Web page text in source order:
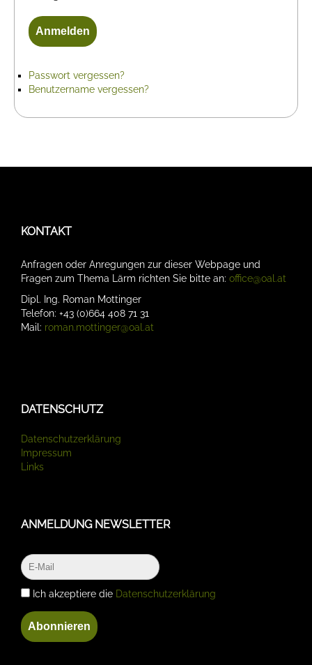
Anmelden
Passwort vergessen?
Benutzername vergessen?
KONTAKT
Anfragen oder Anregungen zur dieser Webpage und
Fragen zum Thema Lärm richten Sie bitte an: office@oal.at
Dipl. Ing. Roman Mottinger
Telefon: +43 (0)664 408 71 31
Mail: roman.mottinger@oal.at
DATENSCHUTZ
Datenschutzerklärung
Impressum
Links
ANMELDUNG NEWSLETTER
Ich akzeptiere die Datenschutzerklärung
Abonnieren